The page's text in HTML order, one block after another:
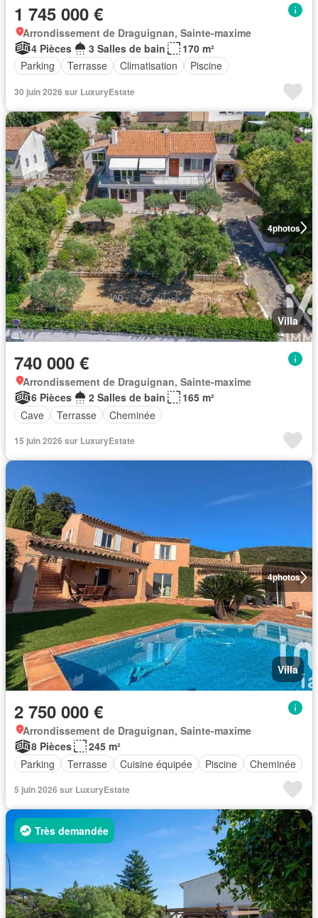
1 745 000 €
Arrondissement de Draguignan, Sainte-maxime
4 Pièces
3 Salles de bain
170 m²
Parking
Terrasse Climatisation Piscine
30 juin 2026 sur LuxuryEstate
4photos
Villa
740 000 €
Arrondissement de Draguignan, Sainte-maxime
6 Pièces
2 Salles de bain
165 m²
Cave
Terrasse Cheminée
15 juin 2026 sur LuxuryEstate
4photos
Villa
2 750 000 €
Arrondissement de Draguignan, Sainte-maxime
8 Pièces
245 m²
Parking
Terrasse Cuisine équipée Piscine Cheminée
5 juin 2026 sur LuxuryEstate
Très demandée